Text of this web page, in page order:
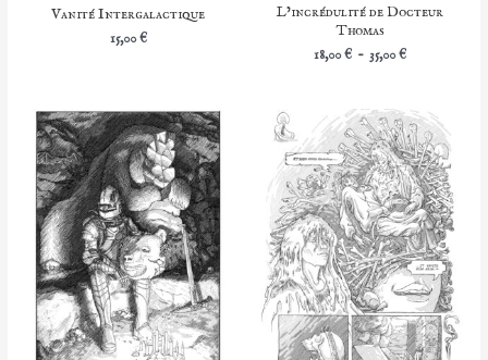
Vanité Intergalactique
15,00€
L’incrédulité de Docteur
Thomas
18,00€ – 35,00€Plage
à
35,00 €